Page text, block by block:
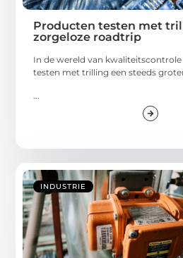
Producten testen met
zorgeloze roadtrip
In de wereld van
testen met trilling een steeds
INDUSTRIE